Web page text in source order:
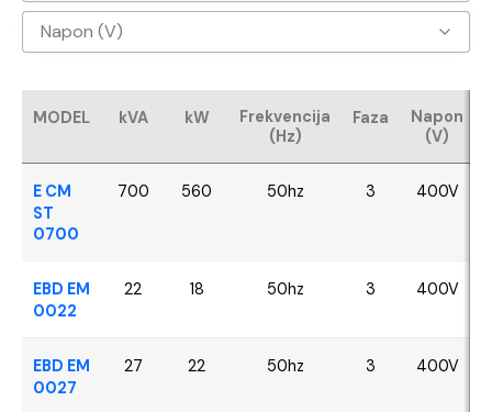
Baudouin
CUMMINS
Perkins
VOLVO
YANGDONG
Napon (V)
400V
MODEL kVA kW
Frekvencija
(Hz)
Faza
Napon
(V)
E CM
ST
0700
700 560 50hz 3 400V
EBD EM
0022
22 18 50hz 3 400V
EBD EM
0027
27 22 50hz 3 400V